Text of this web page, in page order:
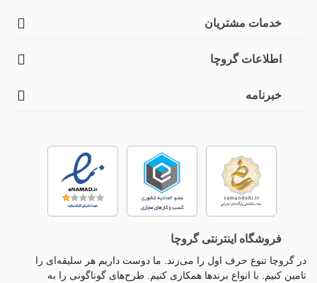
خدمات مشتریان
اطلاعات گروچا
خبرنامه
فروشگاه اینترنتی گروچا
در گروچا تنوع حرف اول را می‌زند. ما دوست داریم هر سلیقه‌ای را
تامین کنیم. با انواع برندها همکاری کنیم. طرح‌های گوناگونی را به